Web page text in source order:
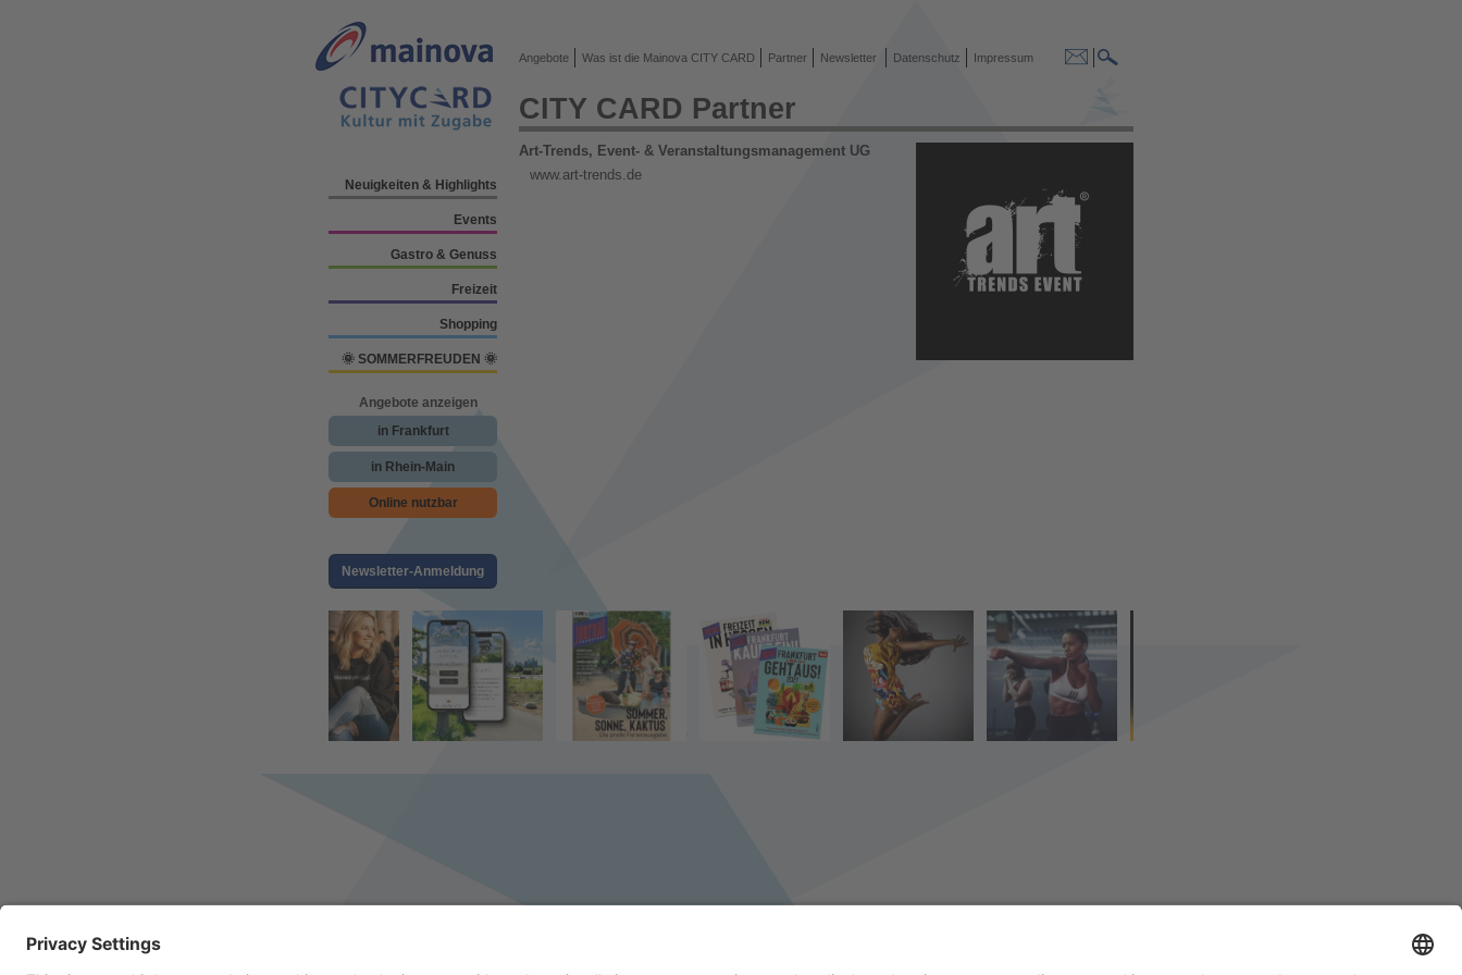
Neuigkeiten & Highlights
Events
Gastro & Genuss
Freizeit
Shopping
🌞 SOMMERFREUDEN 🌞
Angebote anzeigen
in Frankfurt
in Rhein-Main
Online nutzbar
Angebote Was ist die Mainova CITY CARD Partner Newsletter Datenschutz Impressum
CITY CARD Partner
Art-Trends, Event- & Veranstaltungsmanagement UG
www.art-trends.de